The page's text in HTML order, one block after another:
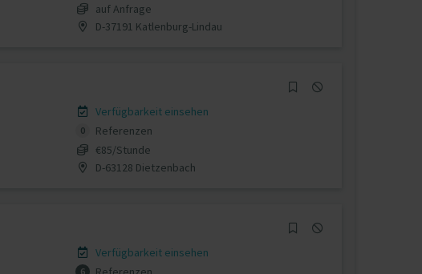
auf Anfrage
D-37191 Katlenburg-Lindau
Verfügbarkeit einsehen
0
Referenzen
€85/Stunde
D-63128 Dietzenbach
Verfügbarkeit einsehen
6